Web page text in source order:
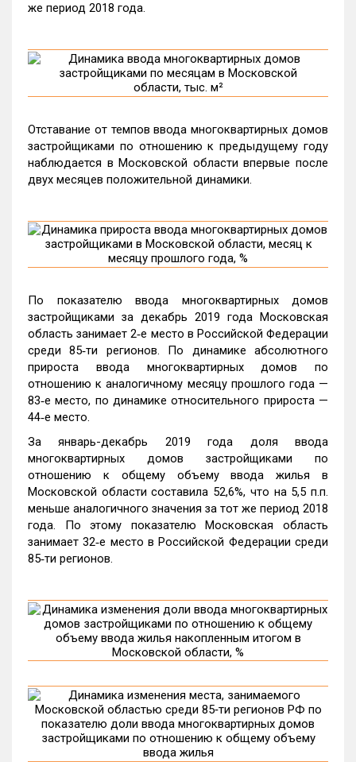
же период 2018 года.
Отставание от темпов ввода многоквартирных домов
застройщиками по отношению к предыдущему году
наблюдается в Московской области впервые после
двух месяцев положительной динамики.
По показателю ввода многоквартирных домов
застройщиками за декабрь 2019 года Московская
область занимает 2‑е место в Российской Федерации
среди 85‑ти регионов. По динамике абсолютного
прироста ввода многоквартирных домов по
отношению к аналогичному месяцу прошлого года —
83‑е место, по динамике относительного прироста —
44‑е место.
За январь-декабрь 2019 года доля ввода
многоквартирных домов застройщиками по
отношению к общему объему ввода жилья в
Московской области составила 52,6%, что на 5,5 п.п.
меньше аналогичного значения за тот же период 2018
года. По этому показателю Московская область
занимает 32‑е место в Российской Федерации среди
85‑ти регионов.